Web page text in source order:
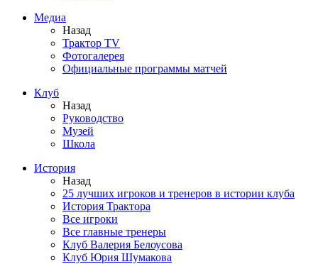
Медиа
Назад
Трактор TV
Фотогалерея
Официальные программы матчей
Клуб
Назад
Руководство
Музей
Школа
История
Назад
25 лучших игроков и тренеров в истории клуба
История Трактора
Все игроки
Все главные тренеры
Клуб Валерия Белоусова
Клуб Юрия Шумакова